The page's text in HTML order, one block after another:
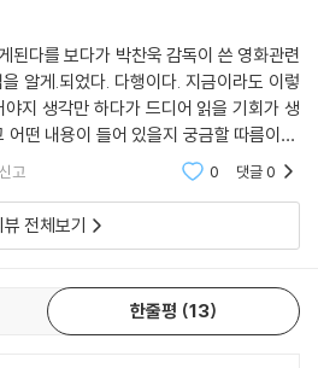
된다를 보다가 박찬욱 감독이 쓴 영화관련
알게.되었다. 다행이다. 지금이라도 이렇
지 생각만 하다가 드디어 읽을 기회가 생
떤 내용이 들어 있을지 궁금할 따름이다.
도록 하자꾸나. 박찬욱이라는 작가의 영화
신고 0 댓글0
뷰 전체보기
한줄평 13